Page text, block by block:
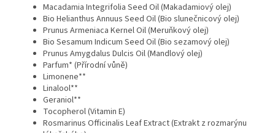
Macadamia Integrifolia Seed Oil (Makadamiový olej)
Bio Helianthus Annuus Seed Oil (Bio slunečnicový olej)
Prunus Armeniaca Kernel Oil (Meruňkový olej)
Bio Sesamum Indicum Seed Oil (Bio sezamový olej)
Prunus Amygdalus Dulcis Oil (Mandlový olej)
Parfum* (Přírodní vůně)
Limonene**
Linalool**
Geraniol**
Tocopherol (Vitamin E)
Rosmarinus Officinalis Leaf Extract (Extrakt z rozmarýnu